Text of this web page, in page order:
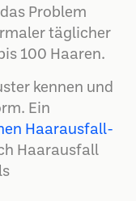
Problem
täglicher
100 Haaren.
kennen und
Ein
Haarausfall-
Haarausfall